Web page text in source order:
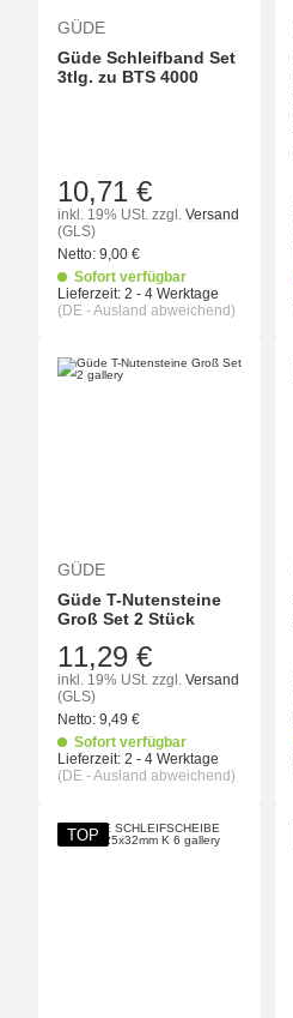
GÜDE
Güde Schleifband Set
3tlg. zu BTS 4000
10,71 €
inkl. 19% USt. zzgl. Versand
(GLS)
Netto: 9,00 €
Sofort verfügbar
Lieferzeit: 2 - 4 Werktage
(DE - Ausland abweichend)
GÜDE
Güde T-Nutensteine
Groß Set 2 Stück
11,29 €
inkl. 19% USt. zzgl. Versand
(GLS)
Netto: 9,49 €
Sofort verfügbar
Lieferzeit: 2 - 4 Werktage
(DE - Ausland abweichend)
TOP